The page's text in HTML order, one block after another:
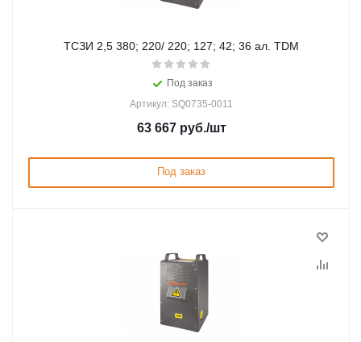
ТСЗИ 2,5 380; 220/ 220; 127; 42; 36 ал. TDM
Под заказ
Артикул: SQ0735-0011
63 667руб./шт
Под заказ